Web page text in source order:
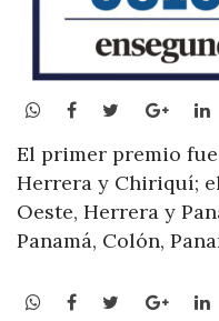
WhatsApp
Facebook
Twitter
El primer premio fue
Herrera y Chiriquí;
Oeste, Herrera y
Panamá, Colón,
WhatsApp
Facebook
Twitter